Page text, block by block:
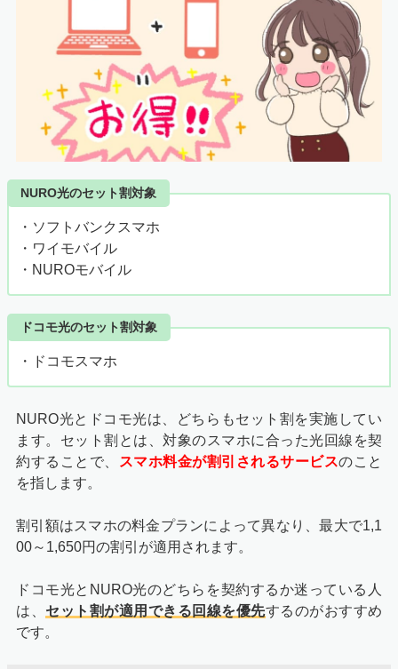
NURO光のセット割対象
・ソフトバンクスマホ
・ワイモバイル
・NUROモバイル
ドコモ光のセット割対象
・ドコモスマホ
NURO光とドコモ光は、どちらもセット割を実施してい
ます。セット割とは、対象のスマホに合った光回線を契
約することで、
スマホ料金が割引されるサービスのこと
を指します。
割引額はスマホの料金プランによって異なり、最大で1,1
00～1,650円の割引が適用されます。
ドコモ光とNURO光のどちらを契約するか迷っている人
は、 セット割が適用できる回線を優先するのがおすすめ
です。